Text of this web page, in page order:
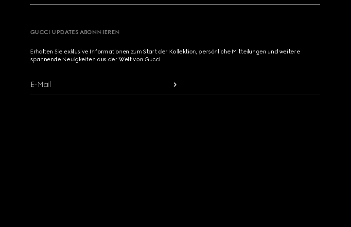
GUCCI UPDATES ABONNIEREN
Erhalten Sie exklusive Informationen zum Start der Kollektion, persönliche Mitteilungen und weitere
spannende Neuigkeiten aus der Welt von Gucci.
E-Mail